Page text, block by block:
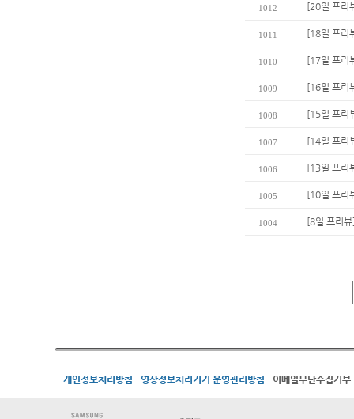
1012 [20일 프리
1011 [18일 프리
1010 [17일 프리
1009 [16일 프리
1008 [15일 프리
1007 [14일 프리
1006 [13일 프리
1005 [10일 프리
1004 [8일 프리
개인정보처리방침 영상정보처리기기 운영관리방침 이메일무단수집거부